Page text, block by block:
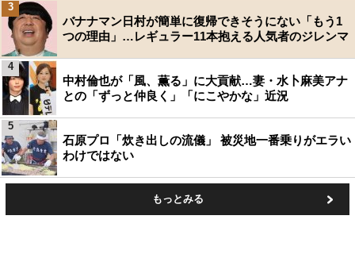
バナナマン日村が簡単に復帰できそうにない「もう1
つの理由」…レギュラー11本抱える人気者のジレンマ
3
中村倫也が「風、薫る」に大貢献…妻・水卜麻美アナ
との「ずっと仲良く」「にこやかな」近況
4
石原プロ「炊き出しの流儀」 被災地一番乗りがエラい
わけではない
5
もっとみる